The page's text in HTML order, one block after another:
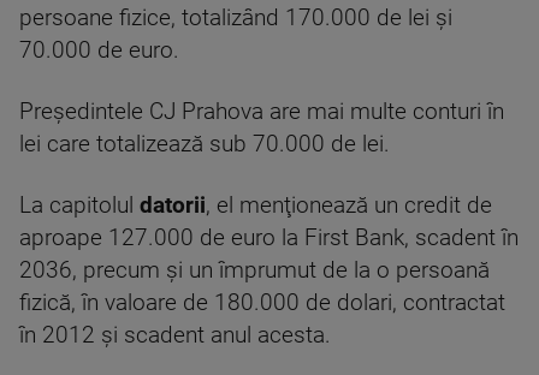
persoane fizice, totalizând 170.000 de lei şi
70.000 de euro.
Preşedintele CJ Prahova are mai multe conturi în
lei care totalizează sub 70.000 de lei.
La capitolul datorii, el menţionează un credit de
aproape 127.000 de euro la First Bank, scadent în
2036, precum şi un împrumut de la o persoană
fizică, în valoare de 180.000 de dolari, contractat
în 2012 şi scadent anul acesta.